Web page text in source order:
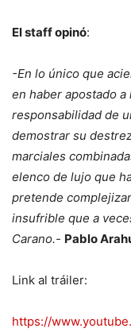
El staff opinó:
-En lo único que
en haber apostado a
responsabilidad de
demostrar su
marciales
elenco de lujo que
pretende
insufrible que a
Carano.- Pablo
Link al tráiler:
https://